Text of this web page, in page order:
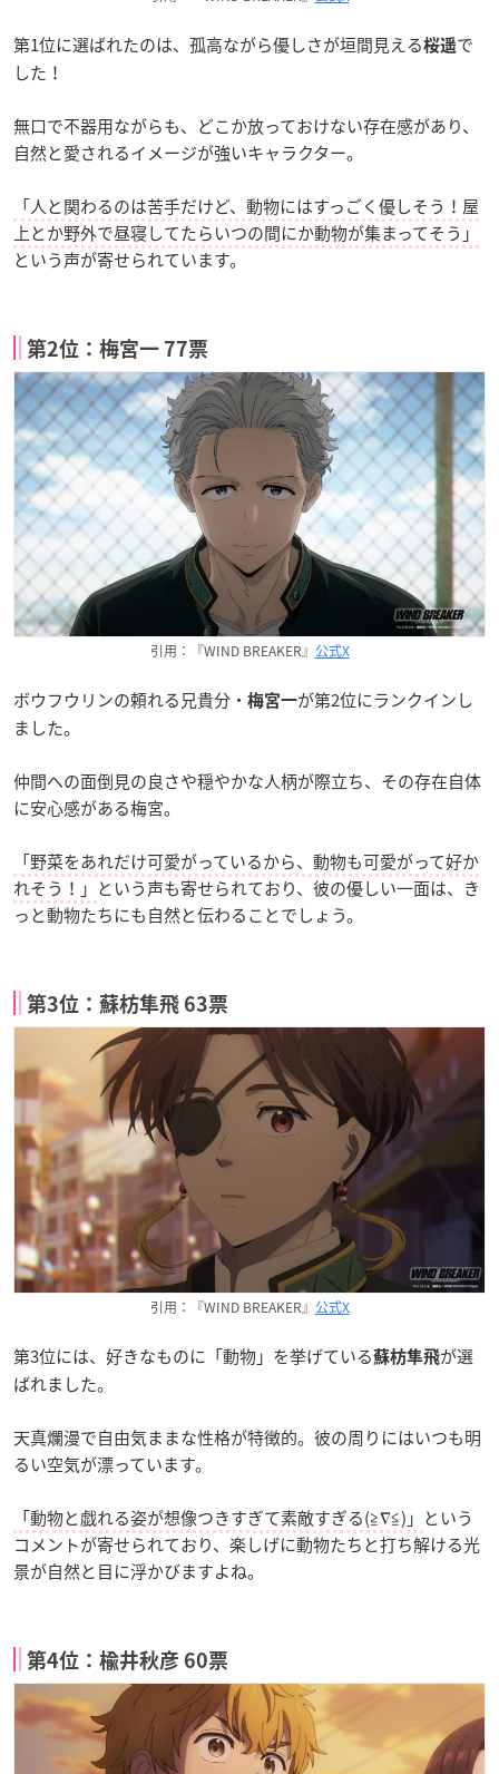
第1位に選ばれたのは、孤高ながら優しさが垣間見える桜遥で
した！
無口で不器用ながらも、どこか放っておけない存在感があり、
自然と愛されるイメージが強いキャラクター。
「人と関わるのは苦手だけど、動物にはすっごく優しそう！屋
上とか野外で昼寝してたらいつの間にか動物が集まってそう」
という声が寄せられています。
第2位：梅宮一 77票
引用：『WIND BREAKER』 公式X
ボウフウリンの頼れる兄貴分・ 梅宮一が第2位にランクインし
ました。
仲間への面倒見の良さや穏やかな人柄が際立ち、その存在自体
に安心感がある梅宮。
「野菜をあれだけ可愛がっているから、動物も可愛がって好か
れそう！」 という声も寄せられており、彼の優しい一面は、き
っと動物たちにも自然と伝わることでしょう。
第3位：蘇枋隼飛 63票
引用：『WIND BREAKER』 公式X
第3位には、好きなものに「動物」を挙げている蘇枋隼飛が選
ばれました。
天真爛漫で自由気ままな性格が特徴的。彼の周りにはいつも明
るい空気が漂っています。
「動物と戯れる姿が想像つきすぎて素敵すぎる(≧∇≦)」 という
コメントが寄せられており、楽しげに動物たちと打ち解ける光
景が自然と目に浮かびますよね。
第4位：楡井秋彦 60票